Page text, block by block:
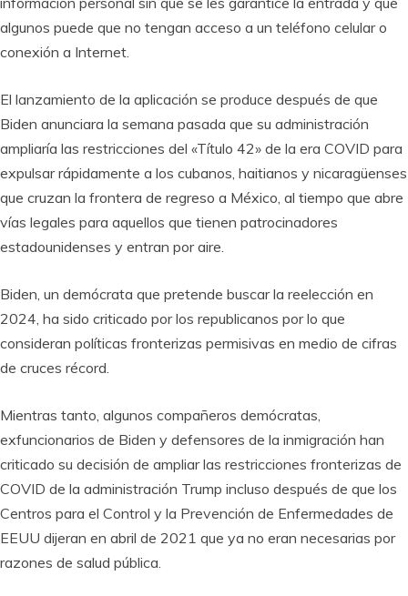
algunos puede que no tengan acceso a un teléfono celular o
conexión a Internet.
El lanzamiento de la aplicación se produce después de que
Biden anunciara la semana pasada que su administración
ampliaría las restricciones del «Título 42» de la era COVID para
expulsar rápidamente a los cubanos, haitianos y nicaragüenses
que cruzan la frontera de regreso a México, al tiempo que abre
vías legales para aquellos que tienen patrocinadores
estadounidenses y entran por aire.
Biden, un demócrata que pretende buscar la reelección en
2024, ha sido criticado por los republicanos por lo que
consideran políticas fronterizas permisivas en medio de cifras
de cruces récord.
Mientras tanto, algunos compañeros demócratas,
exfuncionarios de Biden y defensores de la inmigración han
criticado su decisión de ampliar las restricciones fronterizas de
COVID de la administración Trump incluso después de que los
Centros para el Control y la Prevención de Enfermedades de
EEUU dijeran en abril de 2021 que ya no eran necesarias por
razones de salud pública.